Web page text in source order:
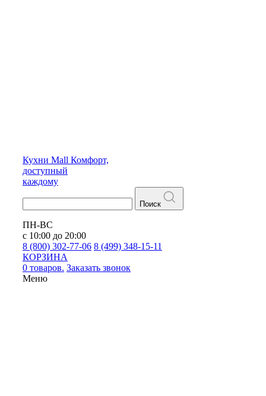
Кухни Mall Комфорт,
доступный
каждому
Поиск
ПН-ВС
с 10:00 до 20:00
8 (800) 302-77-06 8 (499) 348-15-11
КОРЗИНА
0 товаров. Заказать звонок
Меню